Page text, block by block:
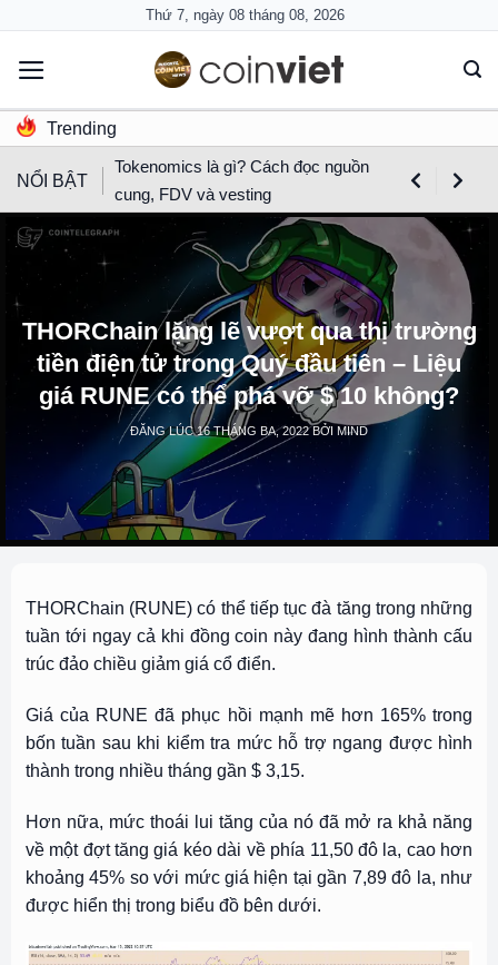
content
Thứ 7, ngày 08 tháng 08, 2026
Trending
NỔI BẬT
Tokenomics là gì? Cách đọc nguồn
cung, FDV và vesting
THORChain lặng lẽ vượt qua thị trường
tiền điện tử trong Quý đầu tiên – Liệu
giá RUNE có thể phá vỡ $ 10 không?
ĐĂNG LÚC16 THÁNG BA, 2022BỞI MIND
THORChain (RUNE) có thể tiếp tục đà tăng trong những
tuần tới ngay cả khi đồng coin này đang hình thành cấu
trúc đảo chiều giảm giá cổ điển.
Giá của RUNE đã phục hồi mạnh mẽ hơn 165% trong
bốn tuần sau khi kiểm tra mức hỗ trợ ngang được hình
thành trong nhiều tháng gần $ 3,15.
Hơn nữa, mức thoái lui tăng của nó đã mở ra khả năng
về một đợt tăng giá kéo dài về phía 11,50 đô la, cao hơn
khoảng 45% so với mức giá hiện tại gần 7,89 đô la, như
được hiển thị trong biểu đồ bên dưới.